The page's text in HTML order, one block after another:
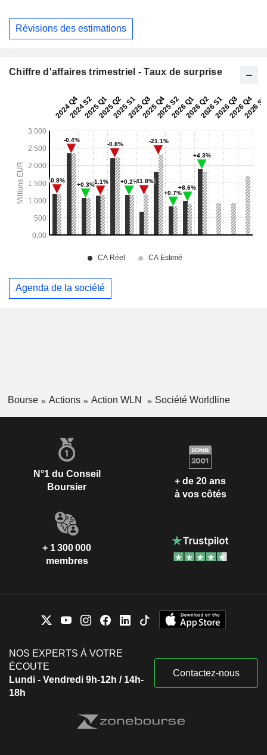
Révisions des estimations
Chiffre d'affaires trimestriel - Taux de surprise
Agenda de la société
Bourse Actions Action WLN Société Worldline
N°1 du Conseil
Boursier
+ de 20 ans
à vos côtés
+ 1 300 000
membres
NOS EXPERTS À VOTRE
ÉCOUTE
Lundi - Vendredi 9h-12h / 14h-
18h
Contactez-nous